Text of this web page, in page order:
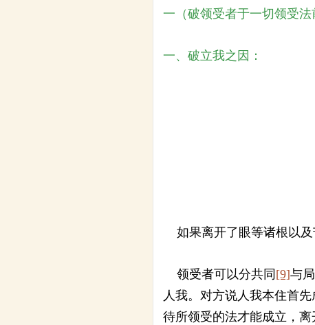
一（破领受者于一切领受
一、破立我之因：
如果离开了眼等诸根以及
领受者可以分共同 [9]与
人我。对方说人我本住首
待所领受的法才能成立，